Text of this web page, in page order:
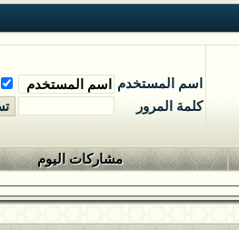
اسم المستخدم
كلمة المرور
مشاركات اليوم